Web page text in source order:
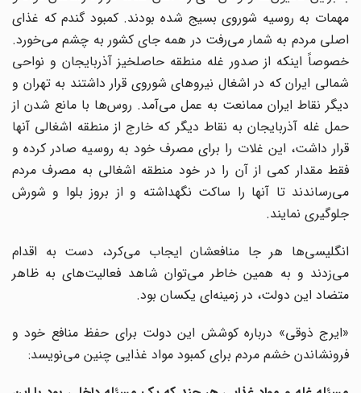
مهمات به روسیه شوروی بسیج شده بودند. کمبود گندم که غذای
اصلی مردم به شمار می‌رفت در همه جای کشور به چشم می‌خورد.
خصوصاً اینکه از صدور غله منطقه حاصلخیز آذربایجان و نواحی
شمالی ایران که در اشغال نیروهای شوروی قرار داشتند به تهران و
دیگر نقاط ایران ممانعت به عمل می‌آمد. روس‌ها با مانع شدن از
حمل غله آذربایجان به نقاط دیگر که خارج از منطقه اشغالی آنها
قرار داشت، این غلات را برای مصرف خود به روسیه صادر کرده و
فقط مقدار کمی از آن را در خود منطقه اشغالی به مصرف مردم
می‌رساندند تا آنها را ساکت نگهداشته و از بروز بلوا و شورش
جلوگیری نمایند.
انگلیسی‌ها هر جا منافعشان ایجاب می‌کرد، دست به اقدام
می‌زدند و به همین خاطر می‌توان شاهد فعالیت‌های به ظاهر
متضاد این دولت، در زمینه‌ای یکسان بود.
«ایرج ذوقی» درباره کوشش این دولت برای حفظ منافع خود و
فرونشاندن خشم مردم برای کمبود مواد غذایی چنین می‌نویسد: